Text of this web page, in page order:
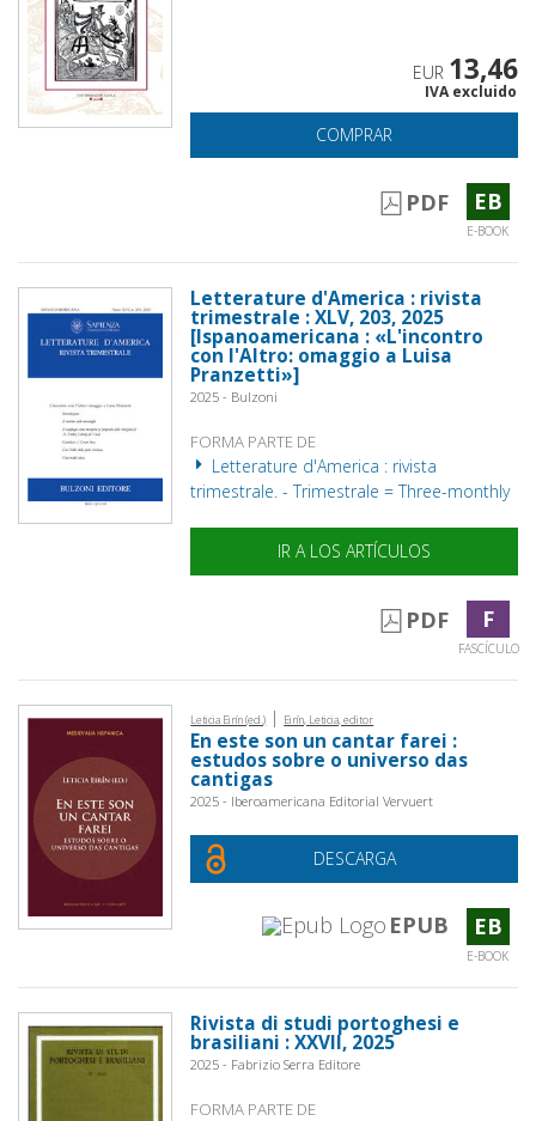
EUR 13,46
IVA excluido
COMPRAR
PDF EB
E-BOOK
Letterature d'America : rivista
trimestrale : XLV, 203, 2025
[Ispanoamericana : «L'incontro
con l'Altro: omaggio a Luisa
Pranzetti»]
2025 - Bulzoni
FORMA PARTE DE
Letterature d'America : rivista
trimestrale. - Trimestrale = Three-monthly
IR A LOS ARTÍCULOS
PDF F
FASCÍCULO
Leticia Eirín (ed.) | Eirín, Leticia, editor
En este son un cantar farei :
estudos sobre o universo das
cantigas
2025 - Iberoamericana Editorial Vervuert
DESCARGA
EPUB EB
E-BOOK
Rivista di studi portoghesi e
brasiliani : XXVII, 2025
2025 - Fabrizio Serra Editore
FORMA PARTE DE